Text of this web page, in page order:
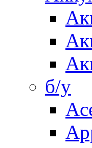
б/у